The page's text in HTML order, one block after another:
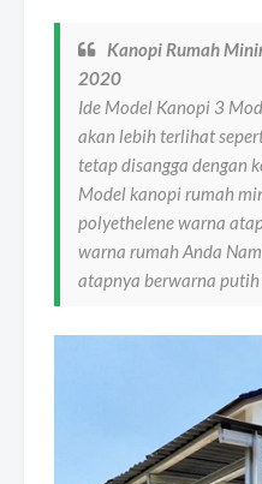
Kanopi Rumah
2020
Ide Model Kanopi 3
akan lebih terlihat
tetap disangga dengan
Model kanopi rumah
polyethelene warna
warna rumah Anda
atapnya berwarna